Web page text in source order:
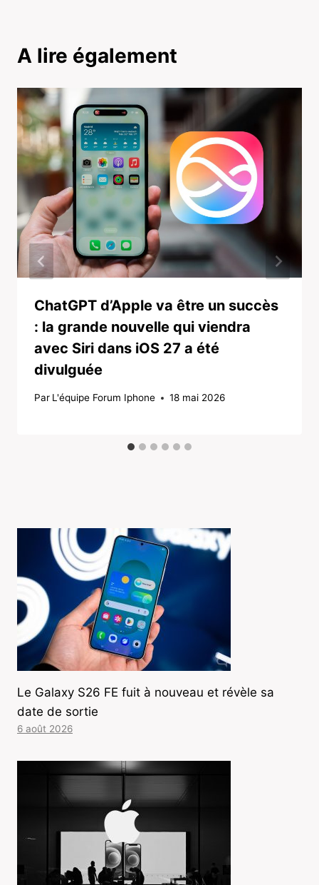
A lire également
ChatGPT d’Apple va être un succès
: la grande nouvelle qui viendra
avec Siri dans iOS 27 a été
divulguée
Par L'équipe Forum Iphone 18 mai 2026
Le Galaxy S26 FE fuit à nouveau et révèle sa
date de sortie
6 août 2026